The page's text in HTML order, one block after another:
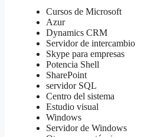
Cursos de Microsoft
Azur
Dynamics CRM
Servidor de intercambio
Skype para empresas
Potencia Shell
SharePoint
servidor SQL
Centro del sistema
Estudio visual
Windows
Servidor de Windows